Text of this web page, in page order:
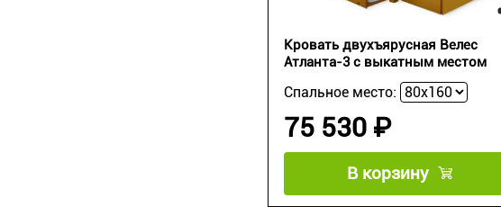
Кровать двухъярусная Велес
Атланта-3 с выкатным местом
Спальное место:
75 530 ₽
В корзину